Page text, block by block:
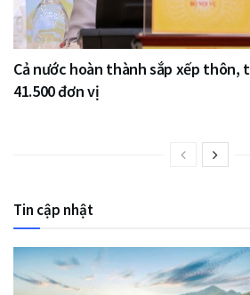
Cả nước hoàn thành sắp xếp thôn,
41.500 đơn vị
Tin cập nhật